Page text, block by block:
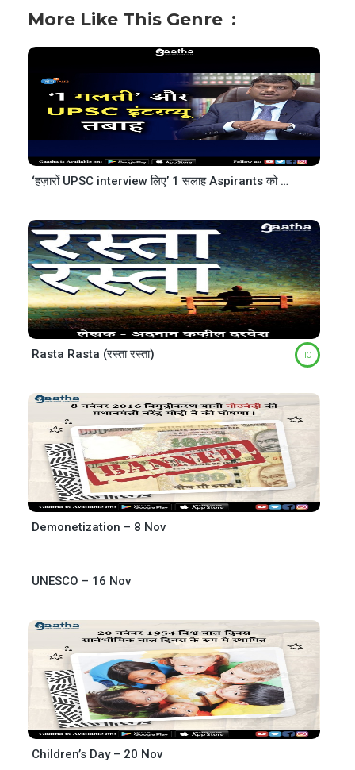
More Like This Genre
‘हज़ारों UPSC interview लिए’ 1 सलाह Aspirants को दूंगा कि..| Vijender Singh Chauhan |Josh Talks Hindi
Rasta Rasta (रस्ता रस्ता) 10
Demonetization – 8 Nov
UNESCO – 16 Nov
Children’s Day – 20 Nov